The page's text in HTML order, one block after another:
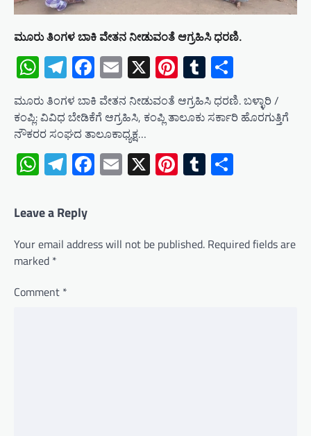
ಮೂರು ತಿಂಗಳ ಬಾಕಿ ವೇತನ ನೀಡುವಂತೆ ಆಗ್ರಹಿಸಿ ಧರಣಿ.
WhatsApp
Telegram
Facebook
Email
X Pinterest
Tumblr
ಮೂರು ತಿಂಗಳ ಬಾಕಿ ವೇತನ ನೀಡುವಂತೆ ಆಗ್ರಹಿಸಿ ಧರಣಿ. ಬಳ್ಳಾರಿ /
ಕಂಪ್ಲಿ: ವಿವಿಧ ಬೇಡಿಕೆಗೆ ಆಗ್ರಹಿಸಿ, ಕಂಪ್ಲಿ ತಾಲೂಕು ಸರ್ಕಾರಿ ಹೊರಗುತ್ತಿಗೆ
ನೌಕರರ ಸಂಘದ ತಾಲೂಕಾಧ್ಯಕ್ಷ…
WhatsApp
Telegram
Facebook
Email
X Pinterest
Tumblr
Leave a Reply
Your email address will not be published. Required fields are
marked *
Comment *